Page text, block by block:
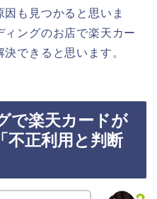
も見つかると思いま
ングのお店で楽天カー
できると思います。
で楽天カードが
不正利用と判断